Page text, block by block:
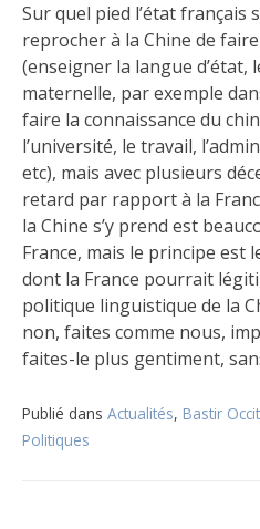
Sur quel pied l’état français
reprocher à la Chine de
(enseigner la langue d’état,
maternelle, par exemple
faire la connaissance du
l’université, le travail,
etc), mais avec plusieurs
retard par rapport à la
la Chine s’y prend est
France, mais le principe est
dont la France pourrait
politique linguistique de la
non, faites comme nous,
faites-le plus gentiment,
Publié dans Actualités, Bastir
Politiques